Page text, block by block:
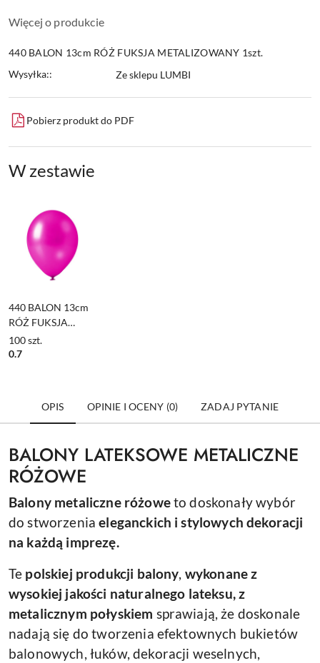
Więcej o produkcie
440 BALON 13cm RÓŻ FUKSJA METALIZOWANY 1szt.
Wysyłka::
Ze sklepu LUMBI
Pobierz produkt do PDF
W zestawie
440 BALON 13cm
RÓŻ FUKSJA
METALIZOWANY
1szt.
100szt.
0.7
OPIS OPINIE I OCENY (0) ZADAJ PYTANIE
BALONY LATEKSOWE METALICZNE
RÓŻOWE
Balony metaliczne różoweto doskonały wybór
do stworzeniaeleganckich i stylowych dekoracji
na każdą imprezę.
Te polskiej produkcji balony, wykonane z
wysokiej jakości naturalnego lateksu, z
metalicznym połyskiem sprawiają, że doskonale
nadają się do tworzenia efektownych bukietów
balonowych, łuków, dekoracji weselnych,